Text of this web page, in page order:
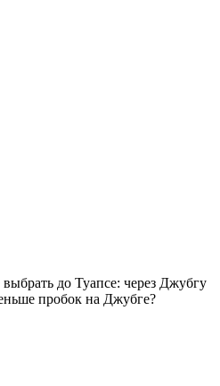
до Туапсе: через Джубгу
пробок на Джубге?